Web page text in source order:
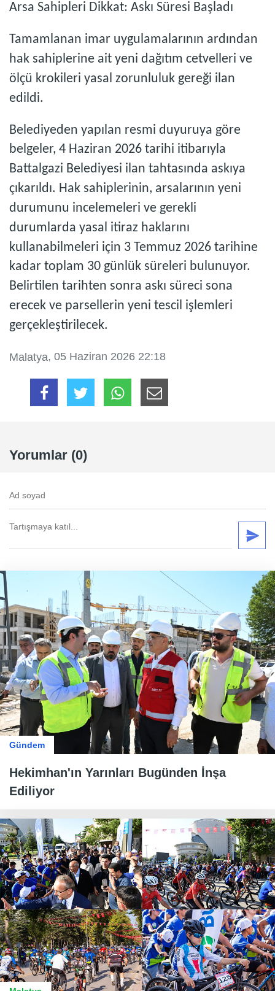
Arsa Sahipleri Dikkat: Askı Süresi Başladı
Tamamlanan imar uygulamalarının ardından
hak sahiplerine ait yeni dağıtım cetvelleri ve
ölçü krokileri yasal zorunluluk gereği ilan
edildi.
Belediyeden yapılan resmi duyuruya göre
belgeler, 4 Haziran 2026 tarihi itibarıyla
Battalgazi Belediyesi ilan tahtasında askıya
çıkarıldı. Hak sahiplerinin, arsalarının yeni
durumunu incelemeleri ve gerekli
durumlarda yasal itiraz haklarını
kullanabilmeleri için 3 Temmuz 2026 tarihine
kadar toplam 30 günlük süreleri bulunuyor.
Belirtilen tarihten sonra askı süreci sona
erecek ve parsellerin yeni tescil işlemleri
gerçekleştirilecek.
Malatya, 05 Haziran 2026 22:18
Yorumlar (0)
Gündem
Hekimhan'ın Yarınları Bugünden İnşa
Ediliyor